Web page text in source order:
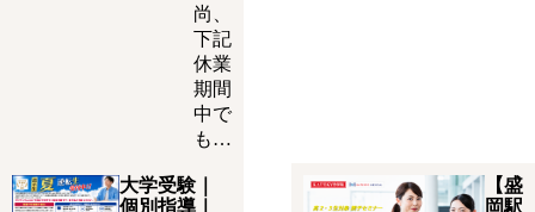
尚、
下記
休業
期間
中で
も…
大学受験｜
個別指導｜
【盛
岡駅